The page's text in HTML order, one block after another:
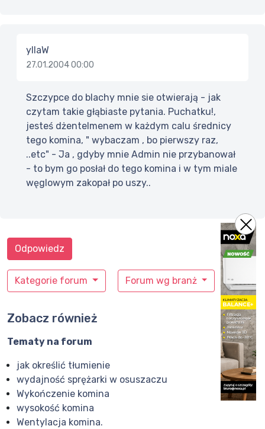
yllaW
27.01.2004 00:00
Szczypce do blachy mnie sie otwierają - jak
czytam takie głąbiaste pytania. Puchatku!,
jesteś dżentelmenem w każdym calu średnicy
tego komina, " wybaczam , bo pierwszy raz,
..etc" - Ja , gdyby mnie Admin nie przybanował
- to bym go posłał do tego komina i w tym miale
węglowym zakopał po uszy..
Kategorie forum Forum wg branż
Odpowiedz
Zobacz również
Tematy na forum
jak określić tłumienie
wydajność sprężarki w osuszaczu
Wykończenie komina
wysokość komina
Wentylacja komina.